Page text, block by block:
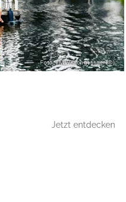
Foto: TMV/Kirchgessner (©)
Jetzt entdecken